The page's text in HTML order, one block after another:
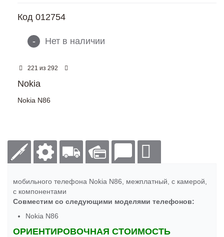
Код 012754
- Нет в наличии
221 из 292
Nokia
Nokia N86
мобильного телефона Nokia N86, межплатный, с камерой,
с компонентами
Совместим со следующими моделями телефонов:
Nokia N86
ОРИЕНТИРОВОЧНАЯ СТОИМОСТЬ